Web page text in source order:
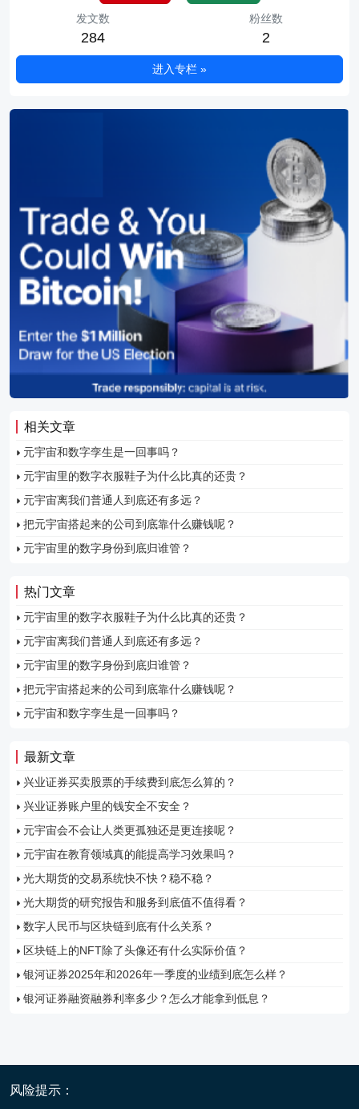
发文数
284
粉丝数
2
进入专栏 »
相关文章
元宇宙和数字孪生是一回事吗？
元宇宙里的数字衣服鞋子为什么比真的还贵？
元宇宙离我们普通人到底还有多远？
把元宇宙搭起来的公司到底靠什么赚钱呢？
元宇宙里的数字身份到底归谁管？
热门文章
元宇宙里的数字衣服鞋子为什么比真的还贵？
元宇宙离我们普通人到底还有多远？
元宇宙里的数字身份到底归谁管？
把元宇宙搭起来的公司到底靠什么赚钱呢？
元宇宙和数字孪生是一回事吗？
最新文章
兴业证券买卖股票的手续费到底怎么算的？
兴业证券账户里的钱安全不安全？
元宇宙会不会让人类更孤独还是更连接呢？
元宇宙在教育领域真的能提高学习效果吗？
光大期货的交易系统快不快？稳不稳？
光大期货的研究报告和服务到底值不值得看？
数字人民币与区块链到底有什么关系？
区块链上的NFT除了头像还有什么实际价值？
银河证券2025年和2026年一季度的业绩到底怎么样？
银河证券融资融券利率多少？怎么才能拿到低息？
风险提示：